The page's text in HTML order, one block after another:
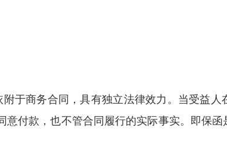
于商务合同，具有独立法律效力。当受益
意付款，也不管合同履行的实际事实。即保